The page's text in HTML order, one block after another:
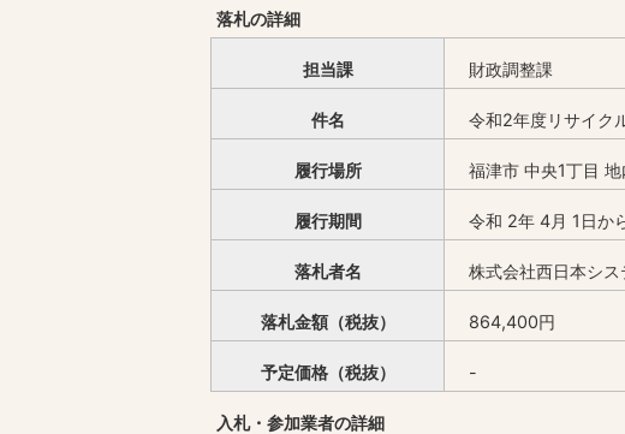
落札の詳細
担当課 財政調整課
件名 令和2年度リサイク
履行場所 福津市 中央1丁目 地
履行期間 令和 2年 4月 1日か
落札者名 株式会社西日本シス
落札金額（税抜） 864,400円
予定価格（税抜） -
入札・参加業者の詳細